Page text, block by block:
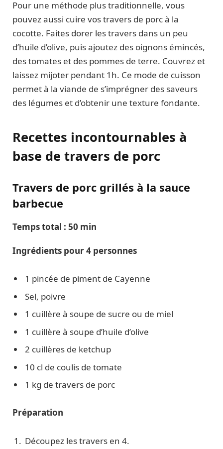
Pour une méthode plus traditionnelle, vous
pouvez aussi cuire vos travers de porc à la
cocotte. Faites dorer les travers dans un peu
d’huile d’olive, puis ajoutez des oignons émincés,
des tomates et des pommes de terre. Couvrez et
laissez mijoter pendant 1h. Ce mode de cuisson
permet à la viande de s’imprégner des saveurs
des légumes et d’obtenir une texture fondante.
Recettes incontournables à
base de travers de porc
Travers de porc grillés à la sauce
barbecue
Temps total : 50 min
Ingrédients pour 4 personnes
1 pincée de piment de Cayenne
Sel, poivre
1 cuillère à soupe de sucre ou de miel
1 cuillère à soupe d’huile d’olive
2 cuillères de ketchup
10 cl de coulis de tomate
1 kg de travers de porc
Préparation
Découpez les travers en 4.